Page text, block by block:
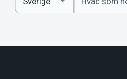
søgeord
Country